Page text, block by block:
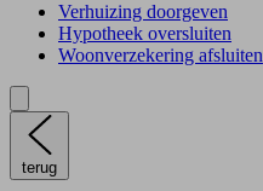
Verhuizing doorgeven
Hypotheek oversluiten
Woonverzekering afsluiten
terug